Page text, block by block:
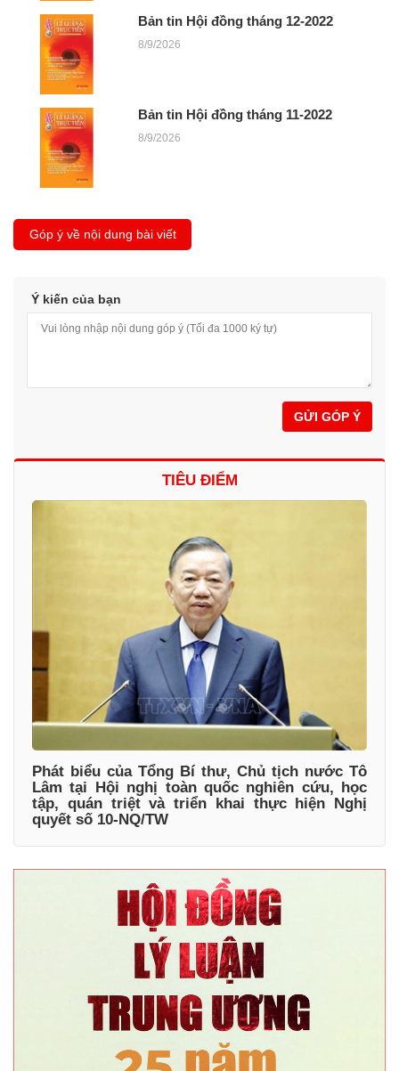
Bản tin Hội đồng tháng 12-2022
8/9/2026
Bản tin Hội đồng tháng 11-2022
8/9/2026
Góp ý về nội dung bài viết
Ý kiến của bạn
GỬI GÓP Ý
TIÊU ĐIỂM
Phát biểu của Tổng Bí thư, Chủ tịch nước Tô
Lâm tại Hội nghị toàn quốc nghiên cứu, học
tập, quán triệt và triển khai thực hiện Nghị
quyết số 10-NQ/TW